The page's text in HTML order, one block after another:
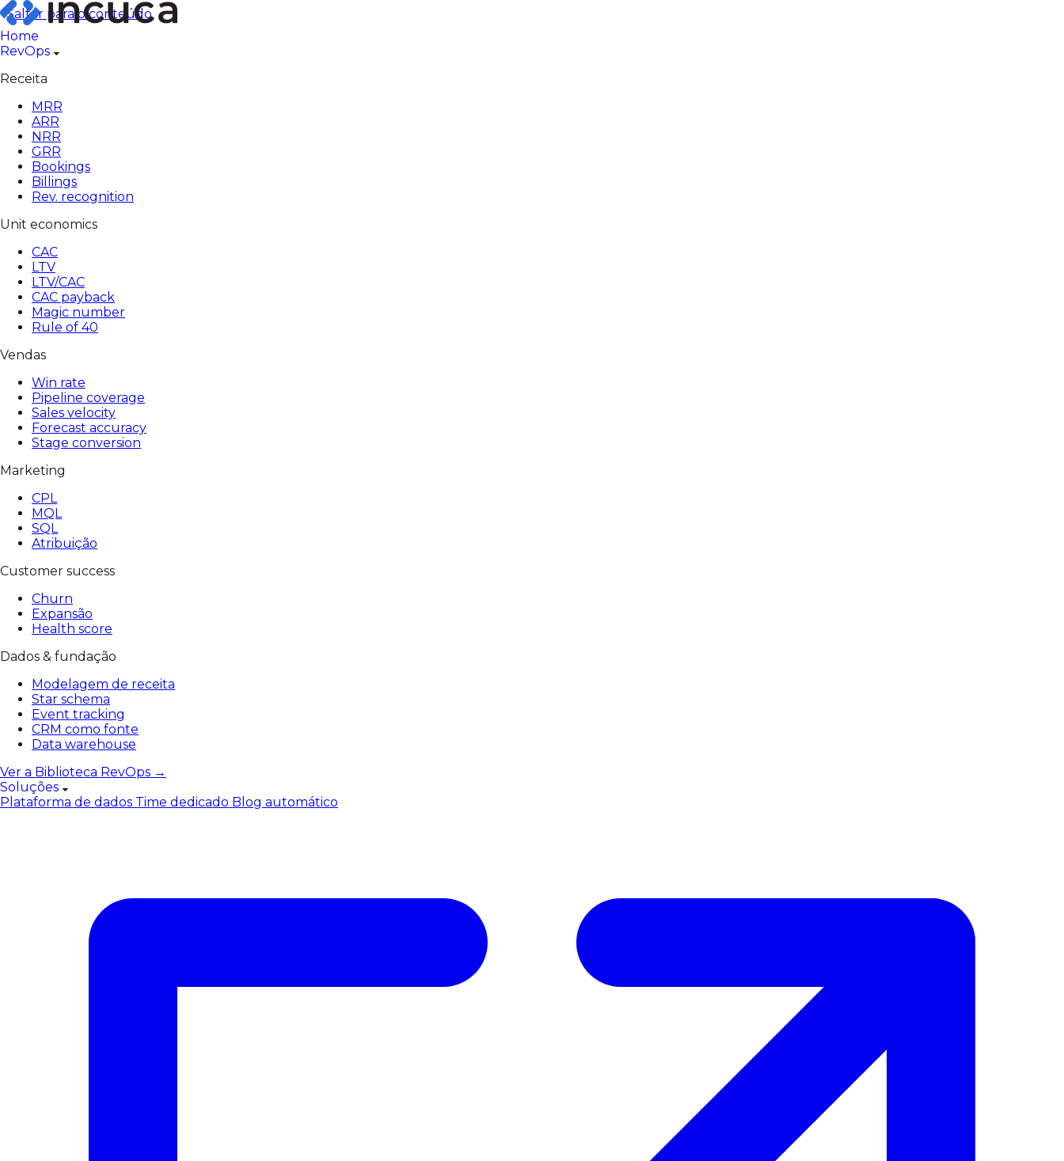
Pular
para
o
conteúdo
Saltar para o conteúdo
Home
RevOps
Receita
MRR
ARR
NRR
GRR
Bookings
Billings
Rev. recognition
Unit economics
CAC
LTV
LTV/CAC
CAC payback
Magic number
Rule of 40
Vendas
Win rate
Pipeline coverage
Sales velocity
Forecast accuracy
Stage conversion
Marketing
CPL
MQL
SQL
Atribuição
Customer success
Churn
Expansão
Health score
Dados & fundação
Modelagem de receita
Star schema
Event tracking
CRM como fonte
Data warehouse
Ver a Biblioteca RevOps →
Soluções
Plataforma de dados Time dedicado Blog automático